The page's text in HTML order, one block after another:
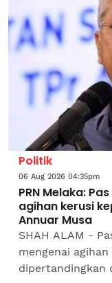
Politik
06 Aug 2026 04:35pm
PRN Melaka:
agihan kerusi
Annuar Musa
SHAH ALAM -
mengenai
dipertandingkan